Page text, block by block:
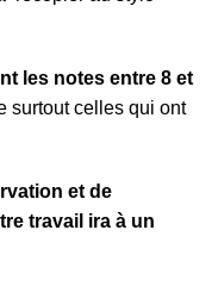
les notes entre 8 et
surtout celles qui ont
et de
travail ira à un